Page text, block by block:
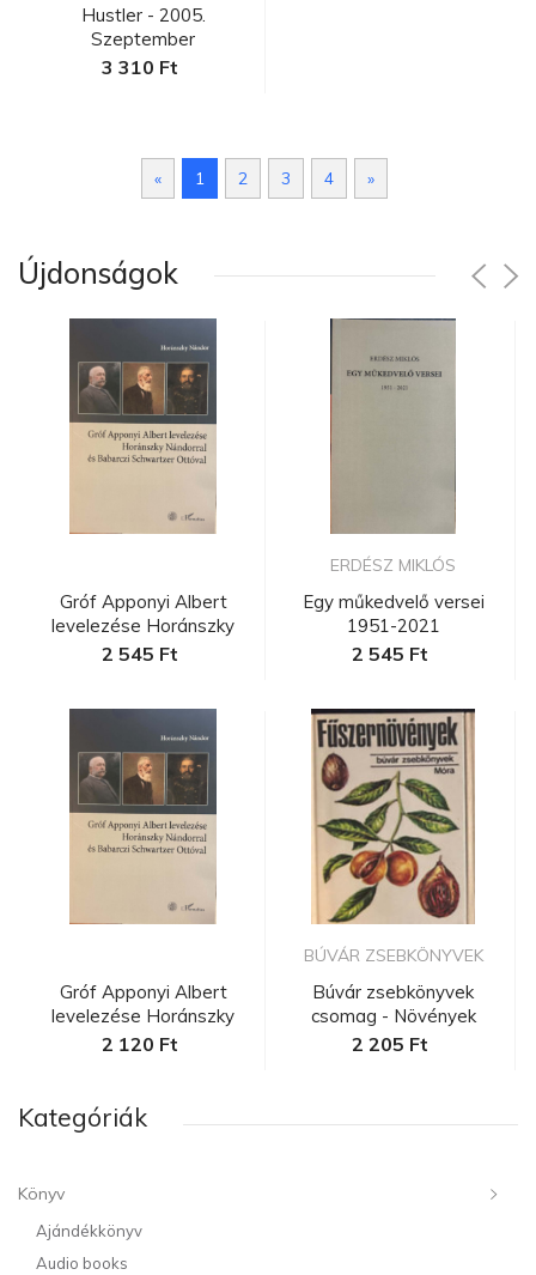
Hustler - 2005.
Szeptember
3 310 Ft
« 1 2 3 4 »
Újdonságok
Gróf Apponyi Albert
levelezése Horánszky
Nándorra...
2 545 Ft
Gróf Apponyi Albert
levelezése Horánszky
Nándorra...
2 120 Ft
ERDÉSZ MIKLÓS
Egy műkedvelő versei
1951-2021
2 545 Ft
BÚVÁR ZSEBKÖNYVEK
Búvár zsebkönyvek
csomag - Növények
2 205 Ft
Kategóriák
Könyv
Ajándékkönyv
Audio books